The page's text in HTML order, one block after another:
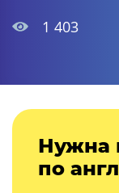
1 403
Нужна
по